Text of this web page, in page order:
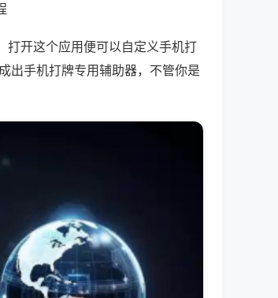
打开这个应用便可以自定义手机打
出手机打牌专用辅助器，不管你是